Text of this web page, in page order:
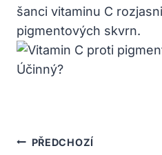
šanci vitaminu C
pigmentových skvrn.
Navigace
PŘEDCHOZÍ